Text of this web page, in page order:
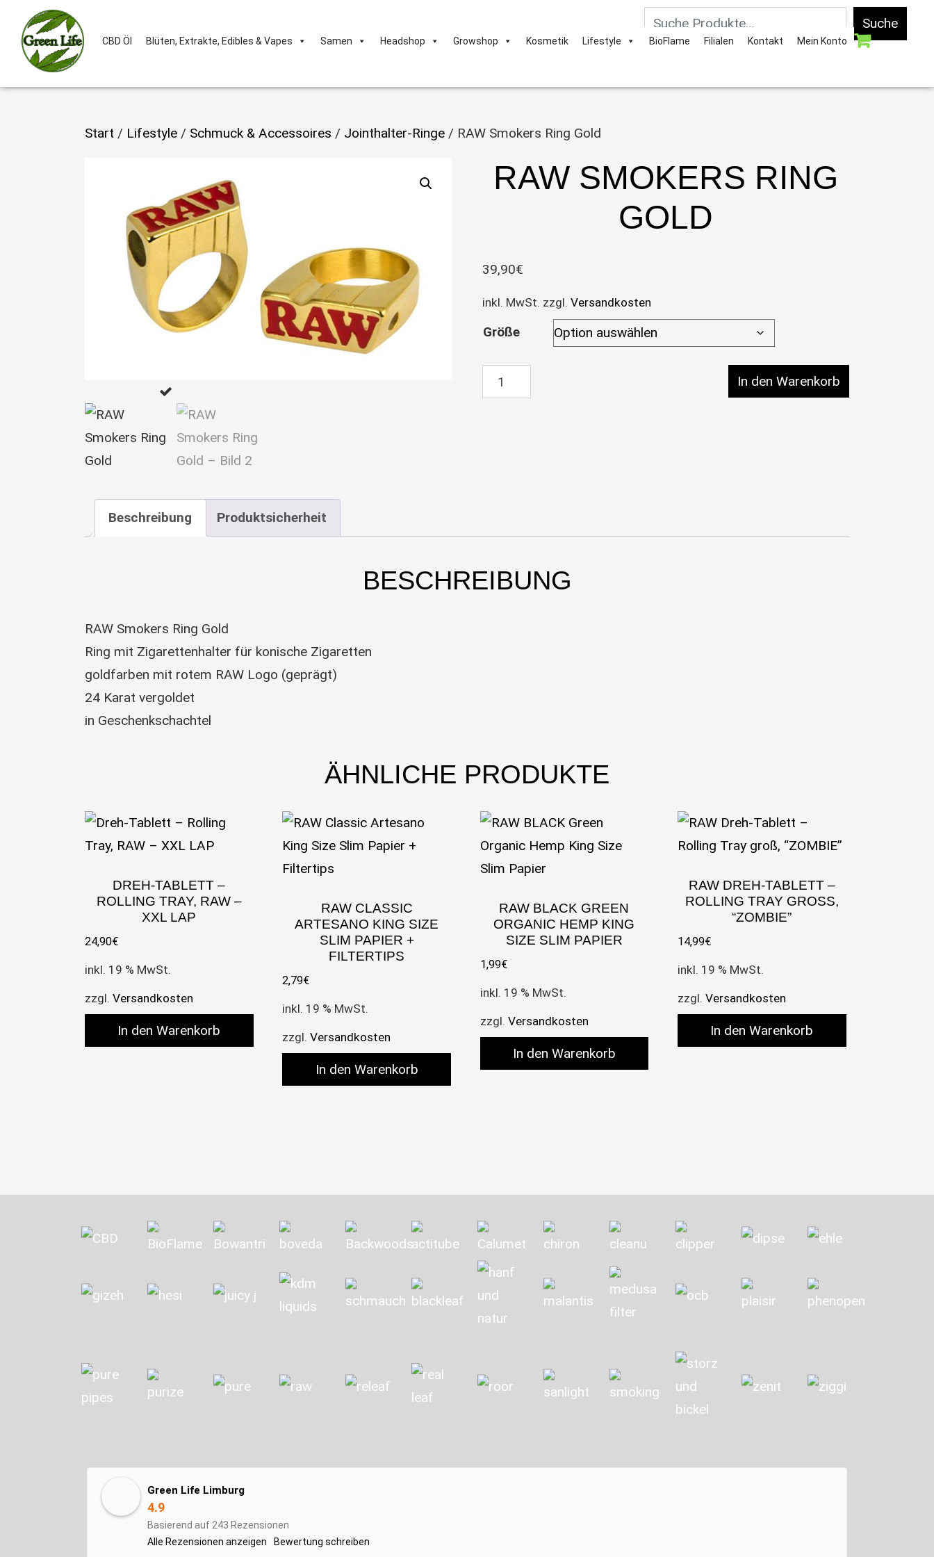
Suche
CBD Öl Blüten, Extrakte, Edibles & Vapes Samen Headshop Growshop Kosmetik Lifestyle BioFlame Filialen Kontakt Mein Konto
Start / Lifestyle / Schmuck & Accessoires / Jointhalter-Ringe / RAW Smokers Ring Gold
RAW SMOKERS RING
GOLD
39,90€
inkl. MwSt. zzgl. Versandkosten
Größe
In den Warenkorb
Beschreibung Produktsicherheit
BESCHREIBUNG
RAW Smokers Ring Gold
Ring mit Zigarettenhalter für konische Zigaretten
goldfarben mit rotem RAW Logo (geprägt)
24 Karat vergoldet
in Geschenkschachtel
ÄHNLICHE PRODUKTE
DREH-TABLETT –
ROLLING TRAY, RAW –
XXL LAP
24,90€
inkl. 19 % MwSt.
zzgl. Versandkosten
In den Warenkorb
RAW CLASSIC
ARTESANO KING SIZE
SLIM PAPIER +
FILTERTIPS
2,79€
inkl. 19 % MwSt.
zzgl.Versandkosten
In den Warenkorb
RAW BLACK GREEN
ORGANIC HEMP KING
SIZE SLIM PAPIER
1,99€
inkl. 19 % MwSt.
zzgl. Versandkosten
In den Warenkorb
RAW DREH-TABLETT –
ROLLING TRAY GROSS, “
ZOMBIE”
14,99€
inkl. 19 % MwSt.
zzgl.Versandkosten
In den Warenkorb
Green Life Limburg
4.9
Basierend auf 243 Rezensionen
Alle Rezensionen anzeigen
Bewertung schreiben